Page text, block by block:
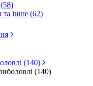
та інше (62)
(140)
(140)